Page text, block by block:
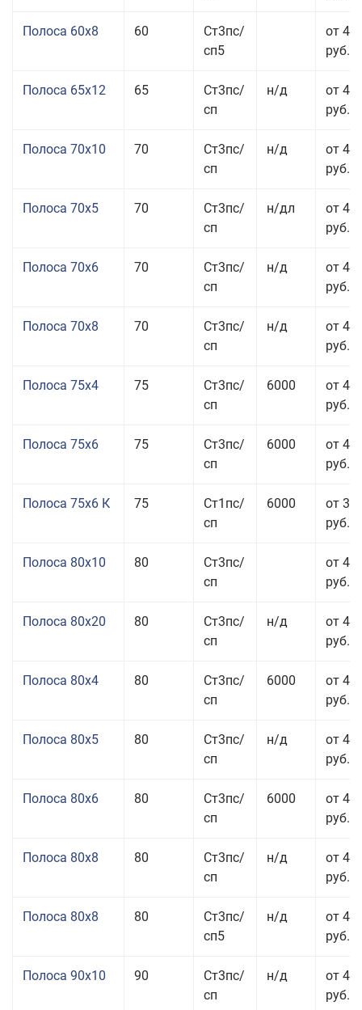
Полоса 60x8 60
Ст3пс/
сп5
от 42
руб.
Полоса 65x12 65
Ст3пс/
сп
н/д
от 42
руб.
Полоса 70x10 70
Ст3пс/
сп
н/д
от 42
руб.
Полоса 70x5 70
Ст3пс/
сп
н/дл
от 43
руб.
Полоса 70x6 70
Ст3пс/
сп
н/д
от 42
руб.
Полоса 70x8 70
Ст3пс/
сп
н/д
от 43
руб.
Полоса 75x4 75
Ст3пс/
сп
6000
от 41
руб.
Полоса 75x6 75
Ст3пс/
сп
6000
от 42
руб.
Полоса 75x6 К 75
Ст1пс/
сп
6000
от 35
руб.
Полоса 80x10 80
Ст3пс/
сп
от 42
руб.
Полоса 80x20 80
Ст3пс/
сп
н/д
от 49
руб.
Полоса 80x4 80
Ст3пс/
сп
6000
от 42
руб.
Полоса 80x5 80
Ст3пс/
сп
н/д
от 43
руб.
Полоса 80x6 80
Ст3пс/
сп
6000
от 42
руб.
Полоса 80x8 80
Ст3пс/
сп
н/д
от 41
руб.
Полоса 80x8 80
Ст3пс/
сп5
н/д
от 41
руб.
Полоса 90x10 90
Ст3пс/
сп
н/д
от 44
руб.